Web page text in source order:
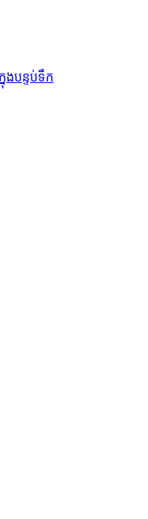
ងបន្ទប់ទឹក